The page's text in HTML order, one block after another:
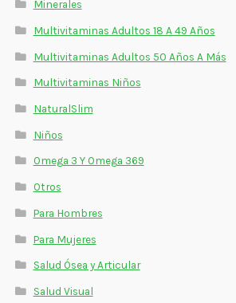
Minerales
Multivitaminas Adultos 18 A 49 Años
Multivitaminas Adultos 50 Años A Más
Multivitaminas Niños
NaturalSlim
Niños
Omega 3 Y Omega 369
Otros
Para Hombres
Para Mujeres
Salud Ósea y Articular
Salud Visual